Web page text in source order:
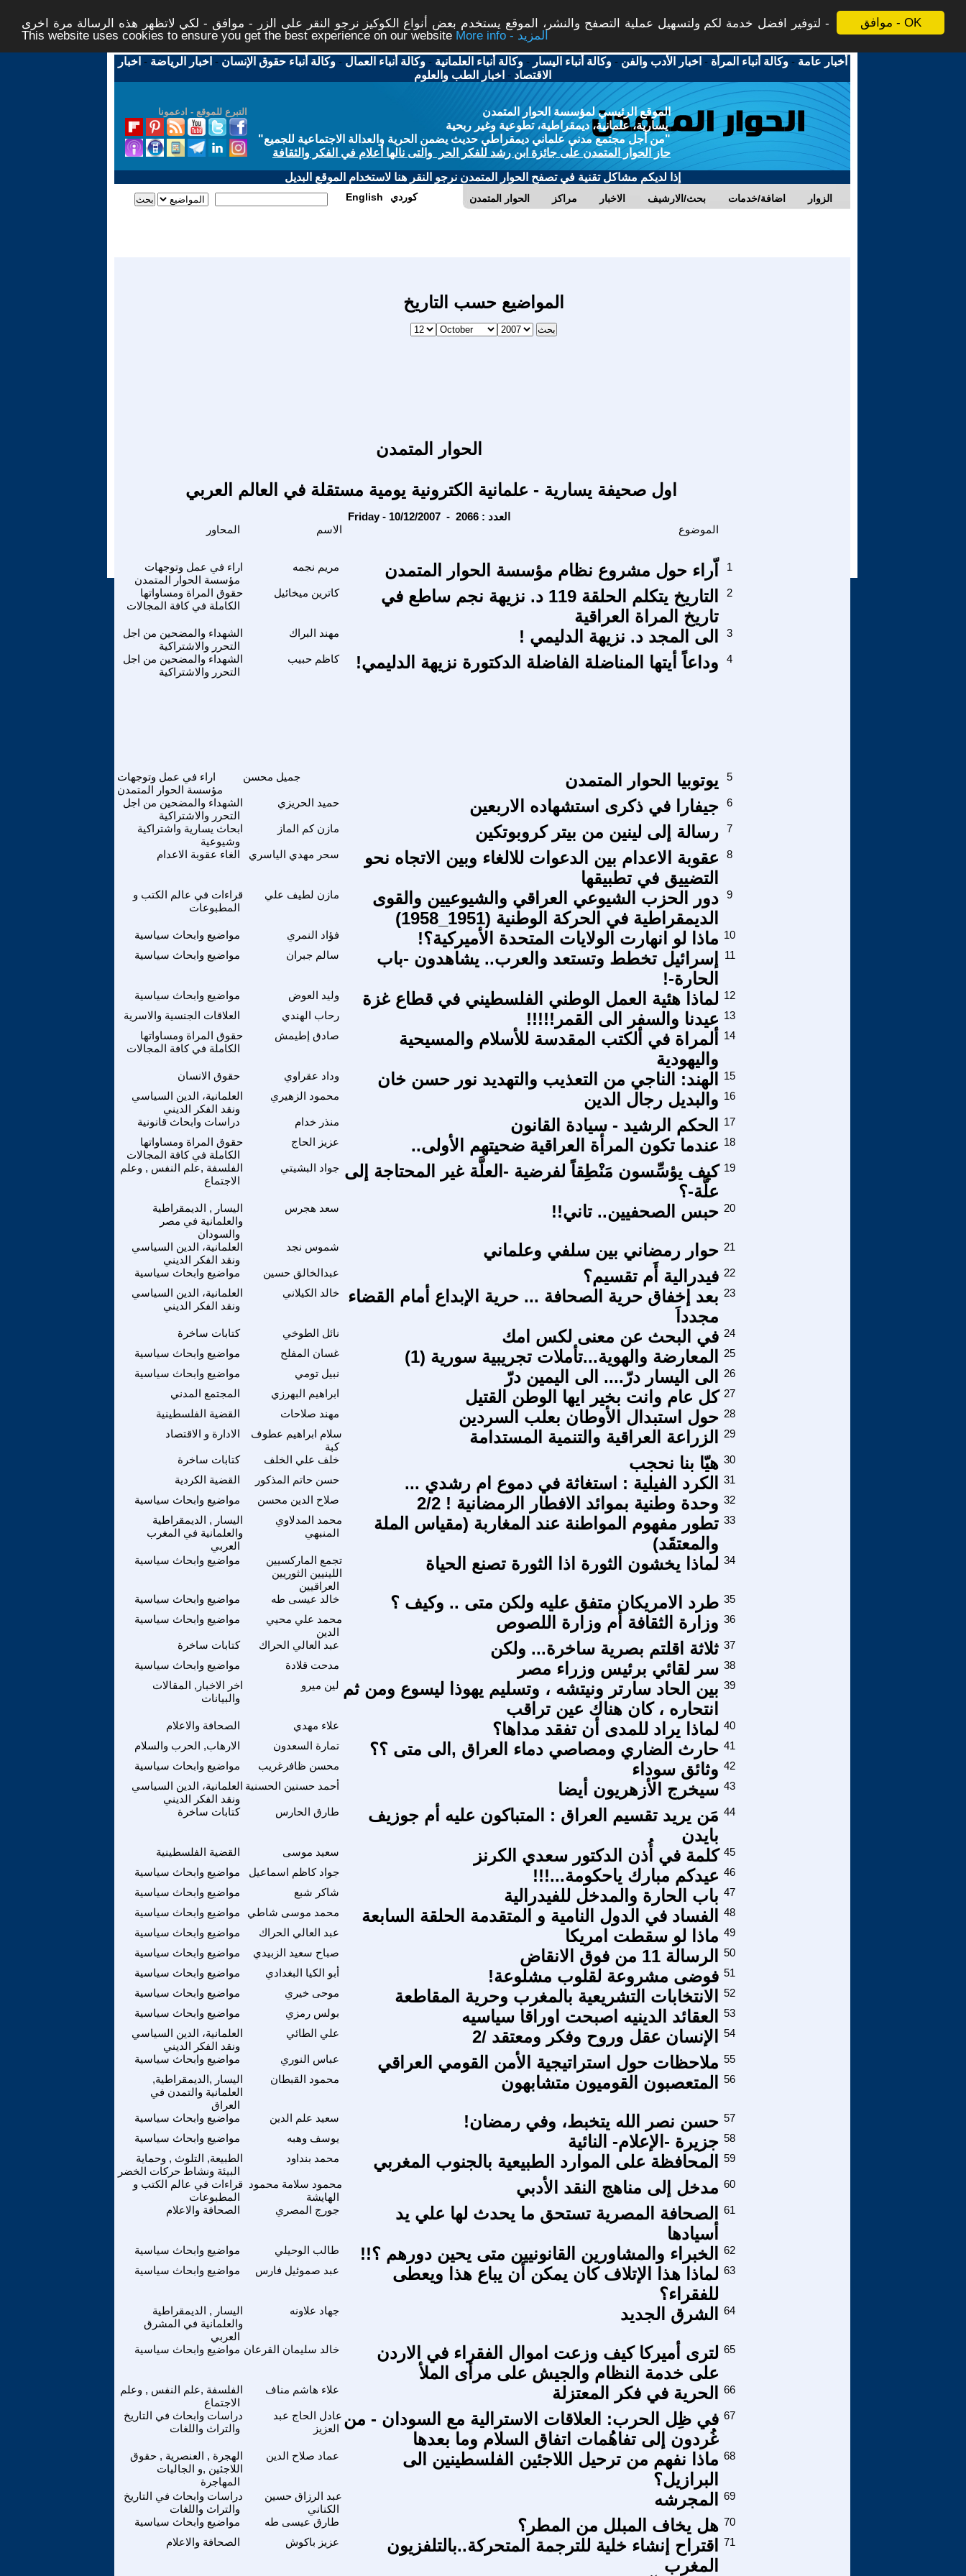
موافق - OK
لتوفير افضل خدمة لكم ولتسهيل عملية التصفح والنشر، الموقع يستخدم بعض أنواع الكوكيز نرجو النقر على الزر - موافق - لكي لاتظهر هذه الرسالة مرة اخرى -
This website uses cookies to ensure you get the best experience on our website
More info - المزيد
أخبار عامة -وكالة أنباء المرأة - اخبار الأدب والفن -وكالة أنباء اليسار -وكالة أنباء العلمانية -وكالة أنباء العمال -وكالة أنباء حقوق الإنسان - اخبار الرياضة - اخبار
الاقتصاد - اخبار الطب والعلوم
التبرع للموقع - ادعمونا
الموقع الرئيسي لمؤسسة الحوار المتمدن
يسارية، علمانية، ديمقراطية، تطوعية وغير ربحية
"من أجل مجتمع مدني علماني ديمقراطي حديث يضمن الحرية والعدالة الاجتماعية للجميع"
حاز الحوار المتمدن على جائزة ابن رشد للفكر الحر والتى نالها أعلام في الفكر والثقافة
إذا لديكم مشاكل تقنية في تصفح الحوار المتمدن نرجو النقر هنا لاستخدام الموقع البديل
الحوار المتمدن مراكز الاخبار بحث/الارشيف اضافة/خدمات الزوار English كوردي
المواضيع حسب التاريخ
الحوار المتمدن
اول صحيفة يسارية - علمانية الكترونية يومية مستقلة في العالم العربي
Friday - 10/12/2007 - العدد : 2066
الاسم الموضوع
اراء في عمل وتوجهات
مؤسسة الحوار المتمدن
مريم نجمه اّراء حول مشروع نظام مؤسسة الحوار المتمدن 1
حقوق المراة ومساواتها
الكاملة في كافة المجالات
كاترين ميخائيل
التاريخ يتكلم الحلقة 119 د. نزيهة نجم ساطع في
تاريخ المراة العراقية
2
الشهداء والمضحين من اجل
التحرر والاشتراكية
مهند البراك الى المجد د. نزيهة الدليمي ! 3
الشهداء والمضحين من اجل
التحرر والاشتراكية
كاظم حبيب وداعاً أيتها المناضلة الفاضلة الدكتورة نزيهة الدليمي! 4
اراء في عمل وتوجهات
مؤسسة الحوار المتمدن
جميل محسن يوتوبيا الحوار المتمدن 5
الشهداء والمضحين من اجل
التحرر والاشتراكية
حميد الحريزي جيفارا في ذكرى استشهاده الاربعين 6
ابحاث يسارية واشتراكية
وشيوعية
مازن كم الماز رسالة إلى لينين من بيتر كروبوتكين 7
الغاء عقوبة الاعدام سحر مهدي الياسري
عقوبة الاعدام بين الدعوات للالغاء وبين الاتجاه نحو
التضييق في تطبيقها
8
قراءات في عالم الكتب و
المطبوعات
مازن لطيف علي
دور الحزب الشيوعي العراقي والشيوعيين والقوى
الديمقراطية في الحركة الوطنية (1951_1958)
9
مواضيع وابحاث سياسية فؤاد النمري ماذا لو انهارت الولايات المتحدة الأميركية؟! 10
مواضيع وابحاث سياسية
سالم جبران
إسرائيل تخطط وتستعد والعرب.. يشاهدون -باب
الحارة-!
11
مواضيع وابحاث سياسية وليد العوض لماذا هئية العمل الوطني الفلسطيني في قطاع غزة 12
العلاقات الجنسية والاسرية
رحاب الهندي عيدنا والسفر الى القمر!!!!! 13
حقوق المراة ومساواتها
الكاملة في كافة المجالات
صادق إطيمش
ألمراة في ألكتب المقدسة للأسلام والمسيحية
واليهودية
14
حقوق الانسان وداد عقراوي الهند: الناجي من التعذيب والتهديد نور حسن خان
15
العلمانية، الدين السياسي
ونقد الفكر الديني
محمود الزهيري والبديل رجال الدين 16
دراسات وابحاث قانونية منذر خدام الحكم الرشيد - سيادة القانون
17
حقوق المراة ومساواتها
الكاملة في كافة المجالات
عزيز الحاج عندما تكون المرأة العراقية ضحيتهم الأولى.. 18
الفلسفة ,علم النفس , وعلم
الاجتماع
جواد البشيتي كيف يؤسِّسون مَنْطِقاً لفرضية -العلَّة غير المحتاجة إلى
علَّة-؟
19
اليسار , الديمقراطية
والعلمانية في مصر
والسودان
سعد هجرس حبس الصحفيين.. تاني!! 20
العلمانية، الدين السياسي
ونقد الفكر الديني
شموس نجد حوار رمضاني بين سلفي وعلماني 21
مواضيع وابحاث سياسية عبدالخالق حسين فيدرالية أَم تقسيم؟ 22
العلمانية، الدين السياسي
ونقد الفكر الديني
خالد الكيلاني
بعد إخفاق حرية الصحافة ... حرية الإبداع أمام القضاء
مجدداَ
23
كتابات ساخرة نائل الطوخي في البحث عن معنى لكس امك 24
مواضيع وابحاث سياسية
غسان المفلح المعارضة والهوية...تأملات تجريبية سورية (1)
25
مواضيع وابحاث سياسية
نبيل تومي الى اليسار درّ.... الى اليمين درّ
26
المجتمع المدني
ابراهيم البهرزي كل عام وانت بخير ايها الوطن القتيل 27
القضية الفلسطينية
مهند صلاحات حول استبدال الأوطان بعلب السردين 28
الادارة و الاقتصاد
سلام ابراهيم عطوف
كبة
الزراعة العراقية والتنمية المستدامة 29
كتابات ساخرة خلف علي الخلف هيّا بنا نحجب 30
القضية الكردية
حسن حاتم المذكور الكرد الفيلية : استغاثة في دموع ام رشدي ...
31
مواضيع وابحاث سياسية
صلاح الدين محسن وحدة وطنية بموائد الافطار الرمضانية ! 2/2 32
اليسار , الديمقراطية
والعلمانية في المغرب
العربي
محمد المدلاوي
المنبهي
تطور مفهوم المواطنة عند المغاربة (مقياس الملة
والمعتقَد)
33
مواضيع وابحاث سياسية
تجمع الماركسيين
اللينيين الثوريين
العراقيين
لماذا يخشون الثورة اذا الثورة تصنع الحياة 34
مواضيع وابحاث سياسية خالد عيسى طه طرد الامريكان متفق عليه ولكن متى .. وكيف ؟ 35
مواضيع وابحاث سياسية
محمد علي محيي
الدين
وزارة الثقافة أم وزارة اللصوص 36
كتابات ساخرة عبد العالي الحراك ثلاثة اقلتم بصرية ساخرة... ولكن 37
مواضيع وابحاث سياسية
مدحت قلادة سر لقائي برئيس وزراء مصر 38
اخر الاخبار, المقالات
والبيانات
لين ميرو بين الحاد سارتر ونيتشه ، وتسليم يهوذا ليسوع ومن ثم
انتحاره ، كان هناك عين تراقب
39
الصحافة والاعلام علاء مهدي لماذا يراد للمدى أن تفقد مداها؟ 40
الارهاب, الحرب والسلام
تمارة السعدون حارث الضاري ومصاصي دماء العراق ,الى متى ؟؟ 41
مواضيع وابحاث سياسية
محسن ظافرغريب وثائق سوداء 42
العلمانية، الدين السياسي
ونقد الفكر الديني
أحمد حسنين الحسنية سيخرج الأزهريون أيضا 43
كتابات ساخرة طارق الحارس
مَن يريد تقسيم العراق : المتباكون عليه أم جوزيف
بايدن
44
القضية الفلسطينية سعيد موسى كلمة في أُذن الدكتور سعدي الكرنز 45
مواضيع وابحاث سياسية
جواد كاظم اسماعيل عيدكم مبارك ياحكومة...!!! 46
مواضيع وابحاث سياسية
شاكر شبع باب الحارة والمدخل للفيدرالية 47
مواضيع وابحاث سياسية
محمد موسى شاطي الفساد في الدول النامية و المتقدمة الحلقة السابعة
48
مواضيع وابحاث سياسية
عبد العالي الحراك ماذا لو سقطت امريكا 49
مواضيع وابحاث سياسية
صباح سعيد الزبيدي الرسالة 11 من فوق الانقاض
50
مواضيع وابحاث سياسية
أبو الكيا البغدادي فوضى مشروعة لقلوب مشلوعة! 51
مواضيع وابحاث سياسية
موحى خيري الانتخابات التشريعية بالمغرب وحرية المقاطعة
52
مواضيع وابحاث سياسية
بولس رمزي العقائد الدينيه اصبحت اوراقا سياسيه
53
العلمانية، الدين السياسي
ونقد الفكر الديني
علي الطائي الإنسان عقل وروح وفكر ومعتقد /2 54
مواضيع وابحاث سياسية عباس النوري ملاحظات حول استراتيجية الأمن القومي العراقي 55
اليسار ,الديمقراطية,
العلمانية والتمدن في
العراق
محمود القبطان المتعصبون القوميون متشابهون 56
مواضيع وابحاث سياسية سعيد علم الدين حسن نصر الله يتخبط، وفي رمضان! 57
مواضيع وابحاث سياسية
يوسف وهبه جزيرة -الإعلام- النائية 58
الطبيعة, التلوث , وحماية
البيئة ونشاط حركات الخضر
محمد بنداود المحافظة على الموارد الطبيعية بالجنوب المغربي 59
قراءات في عالم الكتب و
المطبوعات
محمود سلامة محمود
الهايشة
مدخل إلى مناهج النقد الأدبي 60
الصحافة والاعلام جورج المصري
الصحافة المصرية تستحق ما يحدث لها علي يد
أسيادها
61
مواضيع وابحاث سياسية طالب الوحيلي الخبراء والمشاورين القانونيين متى يحين دورهم ؟!!
62
مواضيع وابحاث سياسية
عبد صموئيل فارس
لماذا هذا الإتلاف كان يمكن أن يباع هذا ويعطى
للفقراء؟
63
اليسار , الديمقراطية
والعلمانية في المشرق
العربي
جهاد علاونه الشرق الجديد 64
مواضيع وابحاث سياسية خالد سليمان القرعان
لترى أميركا كيف وزعت اموال الفقراء في الاردن
على خدمة النظام والجيش على مرأى الملأ
65
الفلسفة ,علم النفس , وعلم
الاجتماع
علاء هاشم مناف الحرية في فكر المعتزلة 66
دراسات وابحاث في التاريخ
والتراث واللغات
عادل الحاج عبد
العزيز في ظِل الحرب: العلاقات الاسترالية مع السودان - من
غُردون إلى تفاهُمات اتفاق السلام وما بعدها
67
الهجرة , العنصرية , حقوق
اللاجئين ,و الجاليات
المهاجرة
عماد صلاح الدين
ماذا نفهم من ترحيل اللاجئين الفلسطينين الى
البرازيل؟
68
دراسات وابحاث في التاريخ
والتراث واللغات
عبد الرزاق حسين
الكناني
المجرشه 69
مواضيع وابحاث سياسية طارق عيسى طه هل يخاف المبلل من المطر؟ 70
الصحافة والاعلام
عزيز باكوش
اقتراح إنشاء خلية للترجمة المتحركة..بالتلفزيون
المغرب
71